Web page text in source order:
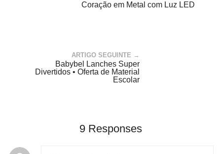
Coração em Metal com Luz LED
ARTIGO SEGUINTE →
Babybel Lanches Super
Divertidos • Oferta de Material
Escolar
9 Responses